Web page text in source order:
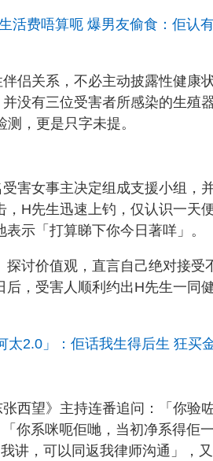
活费唔算呃 爆男友偷食：佢认
侣关系，不必主动披露性健康
没有三位受害者所感染的生殖
，更是只字未提。
害女事主决定组成支援小组，
，H先生迅速上钓，仅认识一天
示「打算睇下你今日著咩」。
讨价值观，直言自己绝对接受
，受害人顺利约出H先生一同
太2.0」：佢话我生得后生 狂买
西望》主持连番追问：「你验
你系咪呃佢哋，当初净系得佢
讲，可以同返我律师沟通」，